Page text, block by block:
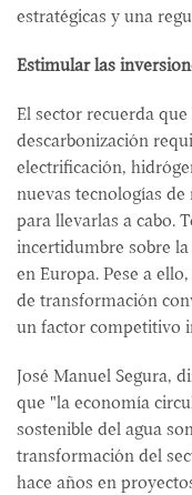
estratégicas y una
Estimular las
El sector recuerda
descarbonización
electrificación,
nuevas tecnologías
para llevarlas a cabo.
incertidumbre sobre
en Europa. Pese a
de transformación
un factor competitivo
José Manuel Segura,
que "la economía
sostenible del agua
transformación del
hace años en